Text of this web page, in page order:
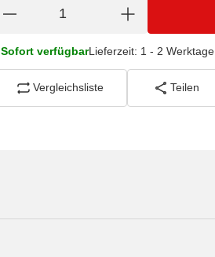
Sofort verfügbarLieferzeit: 1 - 2 Werktage
Vergleichsliste Teilen